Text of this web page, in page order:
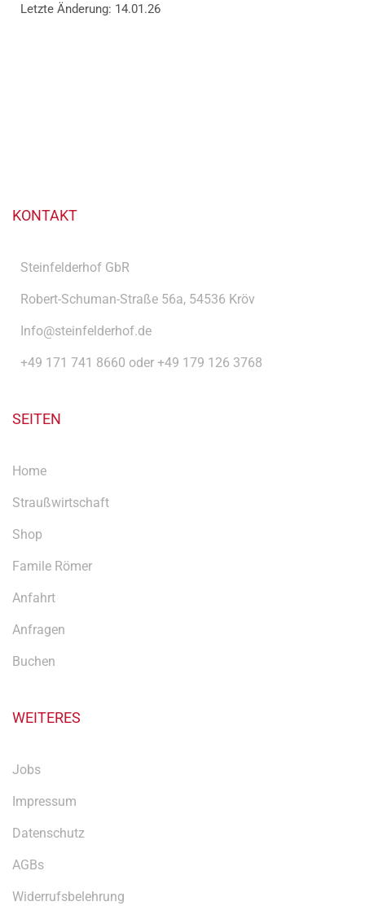
Letzte Änderung: 14.01.26
KONTAKT
Steinfelderhof GbR
Robert-Schuman-Straße 56a, 54536 Kröv
Info@steinfelderhof.de
+49 171 741 8660 oder +49 179 126 3768
SEITEN
Home
Straußwirtschaft
Shop
Famile Römer
Anfahrt
Anfragen
Buchen
WEITERES
Jobs
Impressum
Datenschutz
AGBs
Widerrufsbelehrung